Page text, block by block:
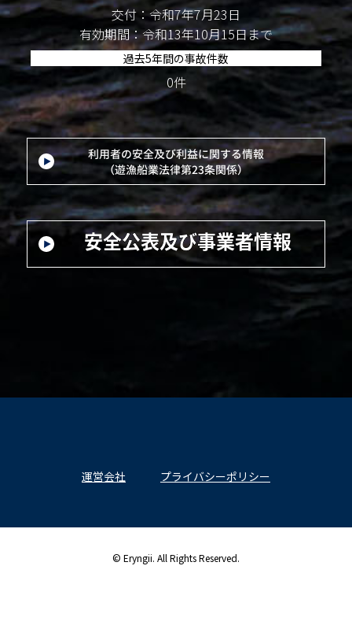
交付：令和7年7月23日
有効期間：令和13年10月15日まで
過去5年間の事故件数
0件
運営会社 プライバシーポリシー
© Eryngii. All Rights Reserved.